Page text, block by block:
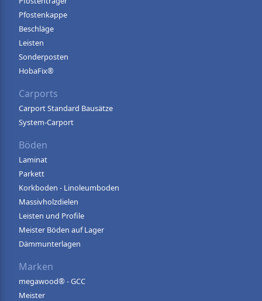
Pfostenkappe
Beschläge
Leisten
Sonderposten
HobaFix®
Carports
Carport Standard Bausätze
System-Carport
Böden
Laminat
Parkett
Korkboden - Linoleumboden
Massivholzdielen
Leisten und Profile
Meister Böden auf Lager
Dämmunterlagen
Marken
megawood® - GCC
Meister